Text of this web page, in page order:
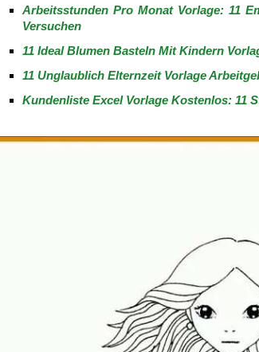
Arbeitsstunden Pro Monat Vorlage: 11
Versuchen
11 Ideal Blumen Basteln Mit Kindern
11 Unglaublich Elternzeit Vorlage
Kundenliste Excel Vorlage Kostenlos: 11